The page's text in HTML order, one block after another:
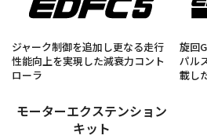
ジャーク制御を追加し更なる走行
性能向上を実現した減衰力コント
ローラ
旋回
パル
載し
モーターエクステンション
キット